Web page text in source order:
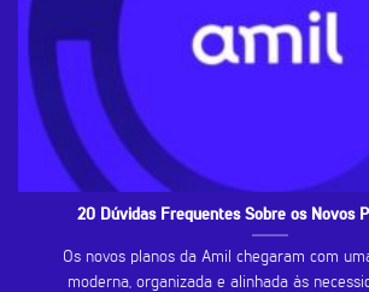
20 Dúvidas Frequentes Sobre os Novos
Os novos planos da Amil chegaram com
moderna, organizada e alinhada às